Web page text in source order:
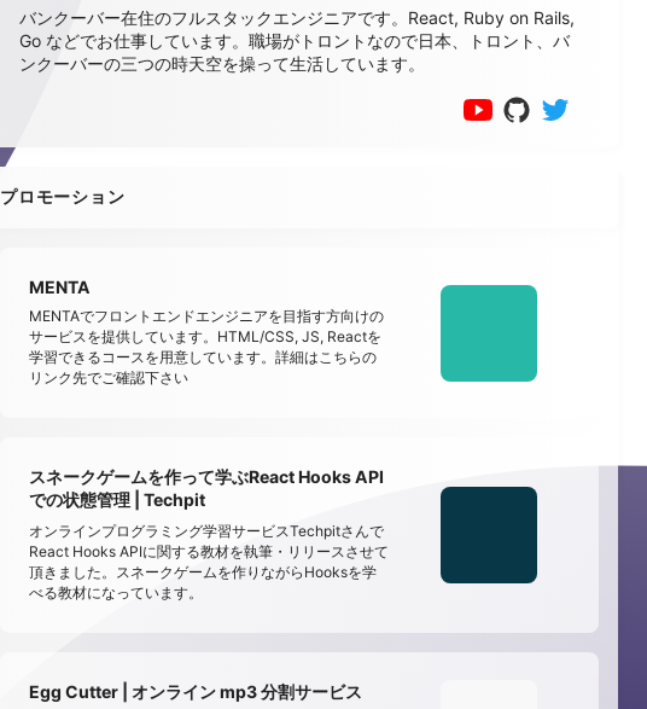
バンクーバー在住のフルスタックエンジニアです。React, Ruby on Rails,
Go などでお仕事しています。職場がトロントなので日本、トロント、バ
ンクーバーの三つの時天空を操って生活しています。
プロモーション
MENTA
MENTAでフロントエンドエンジニアを目指す方向けの
サービスを提供しています。HTML/CSS, JS, Reactを
学習できるコースを用意しています。詳細はこちらの
リンク先でご確認下さい
スネークゲームを作って学ぶReact Hooks API
での状態管理 | Techpit
オンラインプログラミング学習サービスTechpitさんで
React Hooks APIに関する教材を執筆・リリースさせて
頂きました。スネークゲームを作りながらHooksを学
べる教材になっています。
Egg Cutter | オンライン mp3 分割サービス